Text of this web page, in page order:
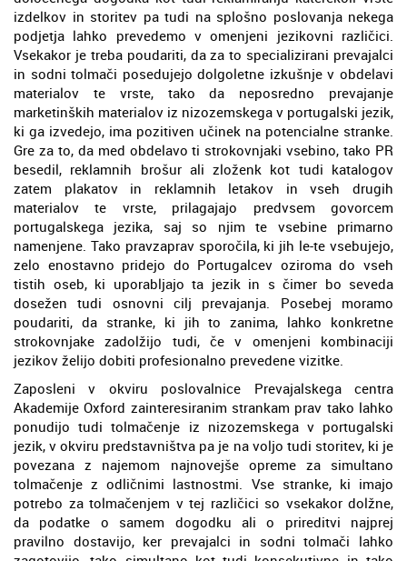
izdelkov in storitev pa tudi na splošno poslovanja nekega
podjetja lahko prevedemo v omenjeni jezikovni različici.
Vsekakor je treba poudariti, da za to specializirani prevajalci
in sodni tolmači posedujejo dolgoletne izkušnje v obdelavi
materialov te vrste, tako da neposredno prevajanje
marketinških materialov iz nizozemskega v portugalski jezik,
ki ga izvedejo, ima pozitiven učinek na potencialne stranke.
Gre za to, da med obdelavo ti strokovnjaki vsebino, tako PR
besedil, reklamnih brošur ali zloženk kot tudi katalogov
zatem plakatov in reklamnih letakov in vseh drugih
materialov te vrste, prilagajajo predvsem govorcem
portugalskega jezika, saj so njim te vsebine primarno
namenjene. Tako pravzaprav sporočila, ki jih le-te vsebujejo,
zelo enostavno pridejo do Portugalcev oziroma do vseh
tistih oseb, ki uporabljajo ta jezik in s čimer bo seveda
dosežen tudi osnovni cilj prevajanja. Posebej moramo
poudariti, da stranke, ki jih to zanima, lahko konkretne
strokovnjake zadolžijo tudi, če v omenjeni kombinaciji
jezikov želijo dobiti profesionalno prevedene vizitke.
Zaposleni v okviru poslovalnice Prevajalskega centra
Akademije Oxford zainteresiranim strankam prav tako lahko
ponudijo tudi tolmačenje iz nizozemskega v portugalski
jezik, v okviru predstavništva pa je na voljo tudi storitev, ki je
povezana z najemom najnovejše opreme za simultano
tolmačenje z odličnimi lastnostmi. Vse stranke, ki imajo
potrebo za tolmačenjem v tej različici so vsekakor dolžne,
da podatke o samem dogodku ali o prireditvi najprej
pravilno dostavijo, ker prevajalci in sodni tolmači lahko